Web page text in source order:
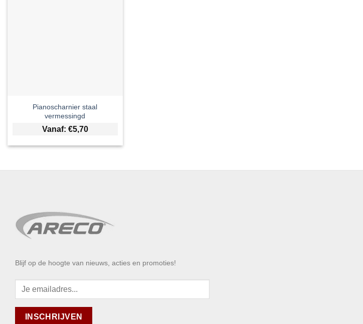
Pianoscharnier staal
vermessingd
Vanaf: €5,70
Blijf op de hoogte van nieuws, acties en promoties!